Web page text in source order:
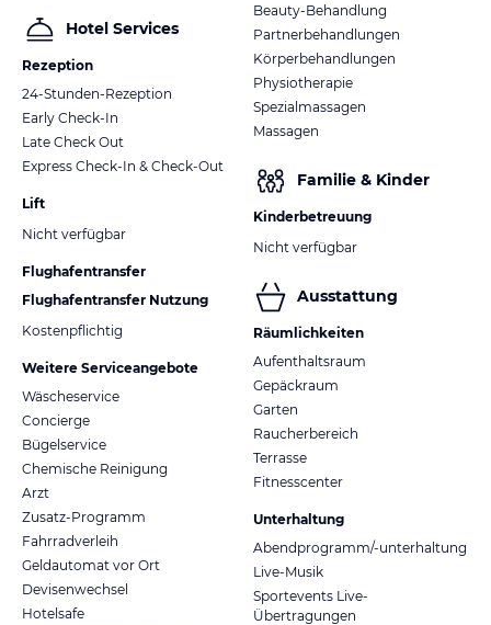
Hotel Services
Rezeption
24-Stunden-Rezeption
Early Check-In
Late Check Out
Express Check-In & Check-Out
Lift
Nicht verfügbar
Flughafentransfer
Flughafentransfer Nutzung
Kostenpflichtig
Weitere Serviceangebote
Wäscheservice
Concierge
Bügelservice
Chemische Reinigung
Arzt
Zusatz-Programm
Fahrradverleih
Geldautomat vor Ort
Devisenwechsel
Hotelsafe
Beauty-Behandlung
Partnerbehandlungen
Körperbehandlungen
Physiotherapie
Spezialmassagen
Massagen
Familie & Kinder
Kinderbetreuung
Nicht verfügbar
Ausstattung
Räumlichkeiten
Aufenthaltsraum
Gepäckraum
Garten
Raucherbereich
Terrasse
Fitnesscenter
Unterhaltung
Abendprogramm/-unterhaltung
Live-Musik
Sportevents Live-
Übertragungen